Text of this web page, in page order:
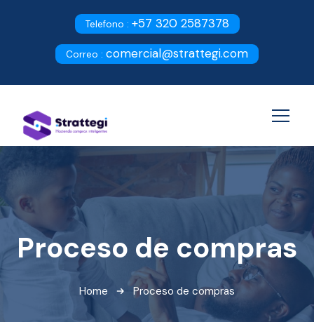
Telefono : +57 320 2587378
Correo : comercial@strattegi.com
Proceso de compras
Home Proceso de compras